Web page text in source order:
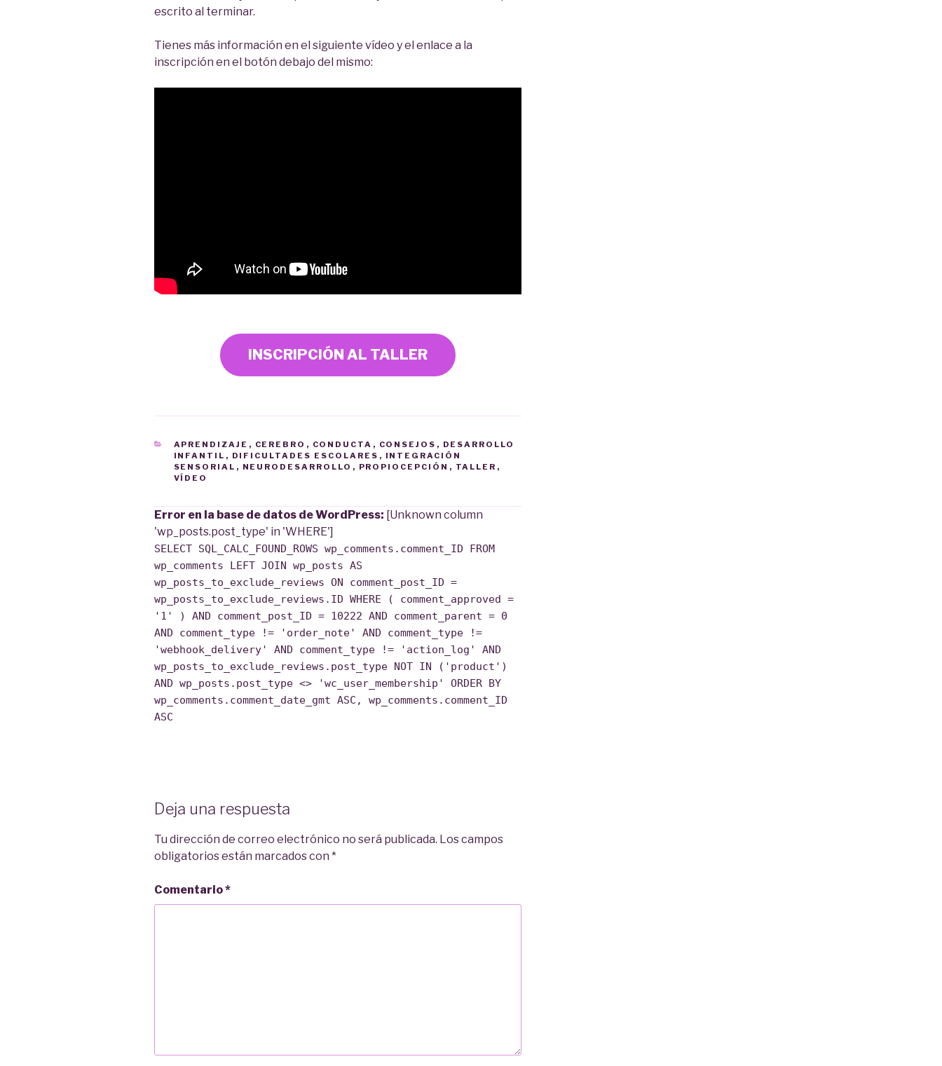
escrito al terminar.
Tienes más información en el siguiente vídeo y el enlace a la
inscripción en el botón debajo del mismo:
INSCRIPCIÓN AL TALLER
CATEGORÍAS
APRENDIZAJE , CEREBRO , CONDUCTA , CONSEJOS , DESARROLLO
INFANTIL , DIFICULTADES ESCOLARES , INTEGRACIÓN
SENSORIAL , NEURODESARROLLO , PROPIOCEPCIÓN , TALLER ,
VÍDEO
Error en la base de datos de WordPress: [Unknown column
'wp_posts.post_type' in 'WHERE']
SELECT SQL_CALC_FOUND_ROWS wp_comments.comment_ID FROM
wp_comments LEFT JOIN wp_posts AS
wp_posts_to_exclude_reviews ON comment_post_ID =
wp_posts_to_exclude_reviews.ID WHERE ( comment_approved =
'1' ) AND comment_post_ID = 10222 AND comment_parent = 0
AND comment_type != 'order_note' AND comment_type !=
'webhook_delivery' AND comment_type != 'action_log' AND
wp_posts_to_exclude_reviews.post_type NOT IN ('product')
AND wp_posts.post_type <> 'wc_user_membership' ORDER BY
wp_comments.comment_date_gmt ASC, wp_comments.comment_ID
ASC
Deja una respuesta
Tu dirección de correo electrónico no será publicada. Los campos
obligatorios están marcados con *
Comentario*